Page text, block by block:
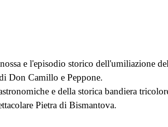
e l'episodio storico dell'umiliazione
Don Camillo e Peppone.
e della storica bandiera
Pietra di Bismantova.